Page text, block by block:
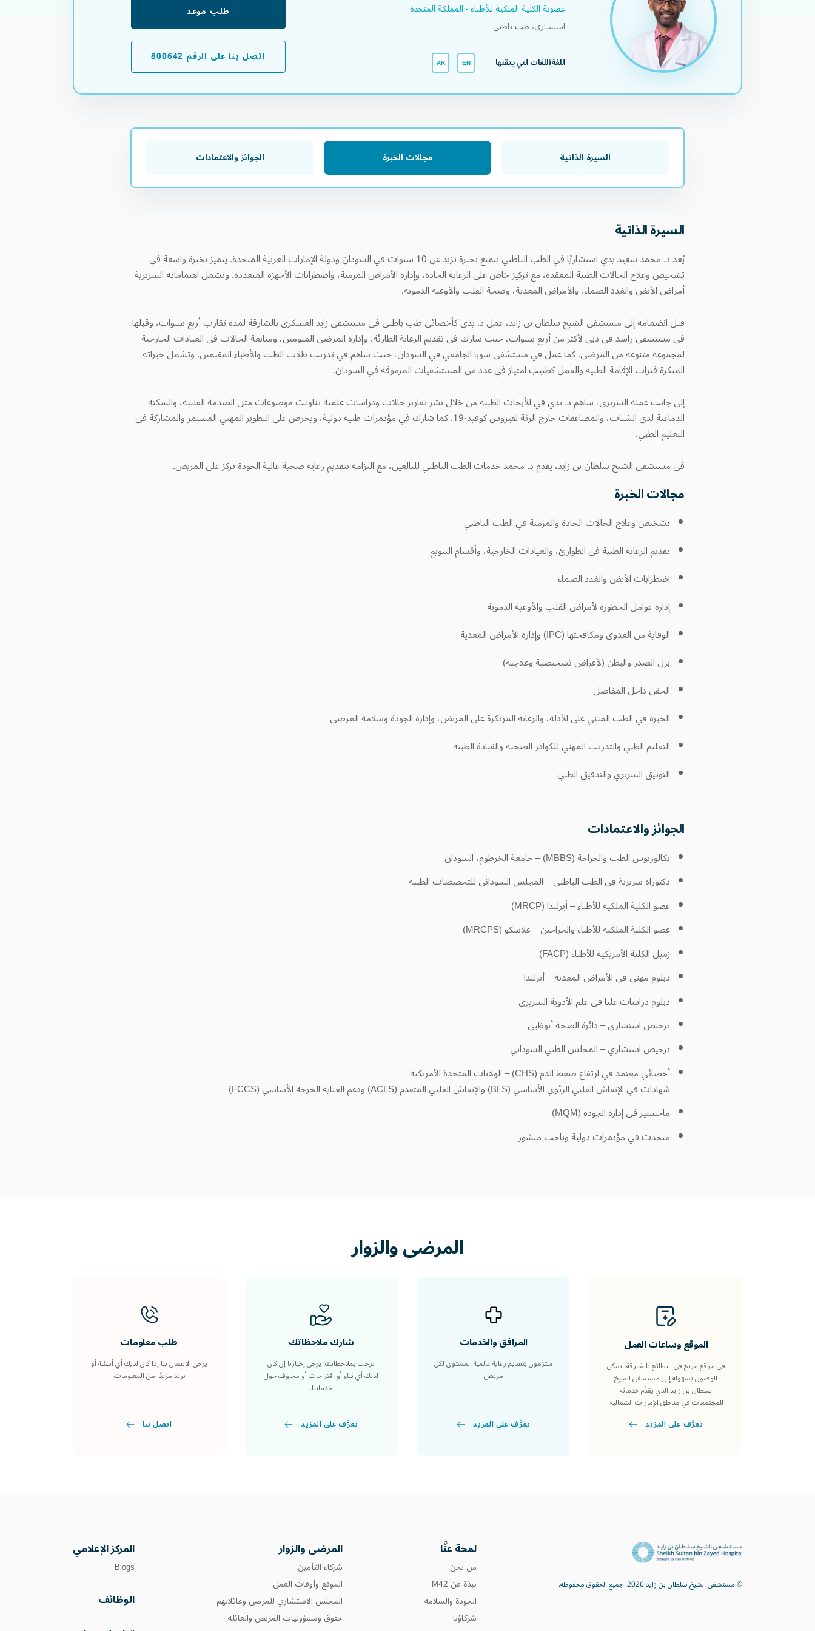
عضوية الكلية الملكية للأطباء - المملكة المتحدة​
استشاري، طب باطني
اللغة/اللغات التي يتقنها EN
AR
طلب موعد
اتصل بنا على الرقم 800642
السيرة الذاتية مجالات الخبرة الجوائز والاعتمادات
السيرة الذاتية
يُعد د. محمد سعيد يدي استشاريًا في الطب الباطني يتمتع بخبرة تزيد عن 10 سنوات في السودان ودولة الإمارات العربية المتحدة. يتميز بخبرة واسعة في
تشخيص وعلاج الحالات الطبية المعقدة، مع تركيز خاص على الرعاية الحادة، وإدارة الأمراض المزمنة، واضطرابات الأجهزة المتعددة. وتشمل اهتماماته السريرية
أمراض الأيض والغدد الصماء، والأمراض المعدية، وصحة القلب والأوعية الدموية.
قبل انضمامه إلى مستشفى الشيخ سلطان بن زايد، عمل د. يدي كأخصائي طب باطني في مستشفى زايد العسكري بالشارقة لمدة تقارب أربع سنوات، وقبلها
في مستشفى راشد في دبي لأكثر من أربع سنوات، حيث شارك في تقديم الرعاية الطارئة، وإدارة المرضى المنومين، ومتابعة الحالات في العيادات الخارجية
لمجموعة متنوعة من المرضى. كما عمل في مستشفى سوبا الجامعي في السودان، حيث ساهم في تدريب طلاب الطب والأطباء المقيمين. وتشمل خبراته
المبكرة فترات الإقامة الطبية والعمل كطبيب امتياز في عدد من المستشفيات المرموقة في السودان.
إلى جانب عمله السريري، ساهم د. يدي في الأبحاث الطبية من خلال نشر تقارير حالات ودراسات علمية تناولت موضوعات مثل الصدمة القلبية، والسكتة
الدماغية لدى الشباب، والمضاعفات خارج الرئة لفيروس كوفيد-19. كما شارك في مؤتمرات طبية دولية، ويحرص على التطوير المهني المستمر والمشاركة في
التعليم الطبي.
في مستشفى الشيخ سلطان بن زايد، يقدم د. محمد خدمات الطب الباطني للبالغين، مع التزامه بتقديم رعاية صحية عالية الجودة تركز على المريض.
مجالات الخبرة
تشخيص وعلاج الحالات الحادة والمزمنة في الطب الباطني
تقديم الرعاية الطبية في الطوارئ، والعيادات الخارجية، وأقسام التنويم
اضطرابات الأيض والغدد الصماء
إدارة عوامل الخطورة لأمراض القلب والأوعية الدموية
الوقاية من العدوى ومكافحتها (IPC) وإدارة الأمراض المعدية
بزل الصدر والبطن (لأغراض تشخيصية وعلاجية)
الحقن داخل المفاصل
الخبرة في الطب المبني على الأدلة، والرعاية المرتكزة على المريض، وإدارة الجودة وسلامة المرضى
التعليم الطبي والتدريب المهني للكوادر الصحية والقيادة الطبية
التوثيق السريري والتدقيق الطبي
الجوائز والاعتمادات
بكالوريوس الطب والجراحة (MBBS) – جامعة الخرطوم، السودان
دكتوراه سريرية في الطب الباطني – المجلس السوداني للتخصصات الطبية
عضو الكلية الملكية للأطباء – أيرلندا (MRCP)
عضو الكلية الملكية للأطباء والجراحين – غلاسكو (MRCPS)
زميل الكلية الأمريكية للأطباء (FACP)
دبلوم مهني في الأمراض المعدية – أيرلندا
دبلوم دراسات عليا في علم الأدوية السريري
ترخيص استشاري – دائرة الصحة أبوظبي
ترخيص استشاري – المجلس الطبي السوداني
أخصائي معتمد في ارتفاع ضغط الدم (CHS) – الولايات المتحدة الأمريكية
شهادات في الإنعاش القلبي الرئوي الأساسي (BLS) والإنعاش القلبي المتقدم (ACLS) ودعم العناية الحرجة الأساسي (FCCS)
ماجستير في إدارة الجودة (MQM)
متحدث في مؤتمرات دولية وباحث منشور
المرضىوالزوار
الموقع وساعات العمل
في موقع مريح في البطائح بالشارقة، يمكن
الوصول بسهولة إلى مستشفى الشيخ
سلطان بن زايد الذي يقدِّم خدماته
للمجتمعات في مناطق الإمارات الشمالية.
تعرَّف على المزيد
المرافق والخدمات
ملتزمون بتقديم رعاية عالمية المستوى لكل
مريض
تعرَّف على المزيد
شارك ملاحظاتك
نرحب بملاحظاتك! يرجى إخبارنا إن كان
لديك أي ثناء أو اقتراحات أو مخاوف حول
خدماتنا.
تعرَّف على المزيد
طلب معلومات
يرجى الاتصال بنا إذا كان لديك أي أسئلة أو
تريد مزيدًا من المعلومات.
اتصل بنا
© مستشفى الشيخ سلطان بن زايد 2026. جميع الحقوق محفوظة.
لمحة عنَّا
من نحن
نبذة عن M42
الجودة والسلامة
شركاؤنا
المرضى والزوار
شركاء التأمين
الموقع وأوقات العمل
المجلس الاستشاري للمرضى وعائلاتهم
حقوق ومسؤوليات المريض والعائلة
المركز الإعلامي
Blogs
الوظائف